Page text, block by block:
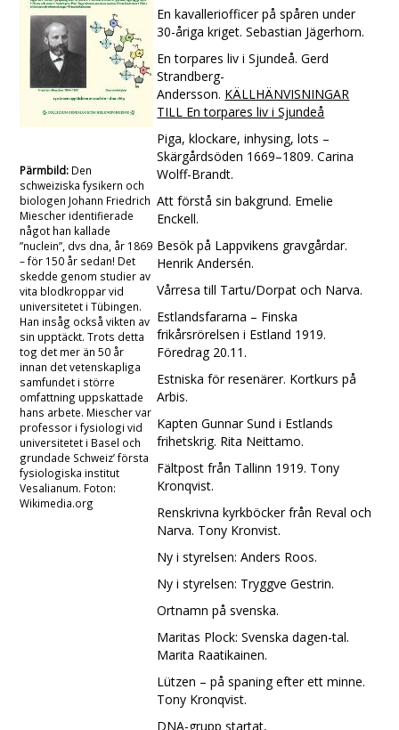
Pärmbild: Den
schweiziska fysikern och
biologen Johann Friedrich
Miescher identifierade
något han kallade
”nuclein”, dvs dna, år 1869
– för 150 år sedan! Det
skedde genom studier av
vita blodkroppar vid
universitetet i Tübingen.
Han insåg också vikten av
sin upptäckt. Trots detta
tog det mer än 50 år
innan det vetenskapliga
samfundet i större
omfattning uppskattade
hans arbete. Miescher var
professor i fysiologi vid
universitetet i Basel och
grundade Schweiz’ första
fysiologiska institut
Vesalianum. Foton:
Wikimedia.org
En kavalleriofficer på spåren under
30-åriga kriget. Sebastian Jägerhorn.
En torpares liv i Sjundeå. Gerd
Strandberg-
Andersson. KÄLLHÄNVISNINGAR
TILL En torpares liv i Sjundeå
Piga, klockare, inhysing, lots –
Skärgårdsöden 1669–1809. Carina
Wolff-Brandt.
Att förstå sin bakgrund. Emelie
Enckell.
Besök på Lappvikens gravgårdar.
Henrik Andersén.
Vårresa till Tartu/Dorpat och Narva.
Estlandsfararna – Finska
frikårsrörelsen i Estland 1919.
Föredrag 20.11.
Estniska för resenärer. Kortkurs på
Arbis.
Kapten Gunnar Sund i Estlands
frihetskrig. Rita Neittamo.
Fältpost från Tallinn 1919. Tony
Kronqvist.
Renskrivna kyrkböcker från Reval och
Narva. Tony Kronvist.
Ny i styrelsen: Anders Roos.
Ny i styrelsen: Tryggve Gestrin.
Ortnamn på svenska.
Maritas Plock: Svenska dagen-tal.
Marita Raatikainen.
Lützen – på spaning efter ett minne.
Tony Kronqvist.
DNA-grupp startat,